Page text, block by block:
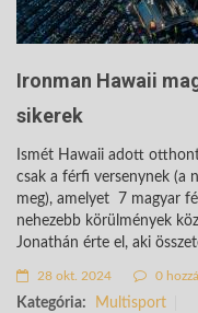
Ironman Hawaii
sikerek
Ismét Hawaii adott
csak a férfi versenynek (a
meg), amelyet 7 magyar
nehezebb körülmények
Jonathán érte el, aki
28 okt. 2024 0
Kategória: Multisport